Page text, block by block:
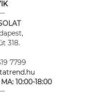
318.
7799
10:00-18:00